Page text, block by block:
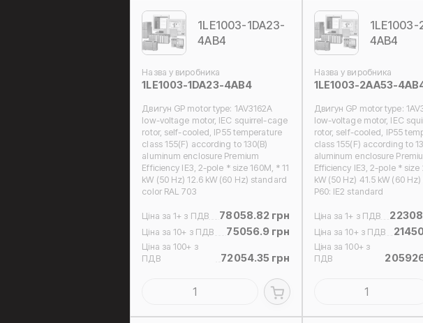
1LE1003-1DA23-
4AB4
Назва у виробника
1LE1003-1DA23-4AB4
Двигун GP motor type: 1AV3162A
low-voltage motor, IEC squirrel-cage
rotor, self-cooled, IP55 temperature
class 155(F) according to 130(B)
aluminum enclosure Premium
Efficiency IE3, 2-pole * size 160M, * 11
kW (50 Hz) 12.6 kW (60 Hz) standard
color RAL 703
Ціна за 1+ з ПДВ 78058.82 грн
Ціна за 10+ з ПДВ 75056.9 грн
Ціна за 100+ з
ПДВ
72054.35 грн
1LE1003-
4AB4
Назва у виробника
1LE1003-2AA53-
Двигун GP motor type:
low-voltage motor, IEC
rotor, self-cooled, IP55
class 155(F) according to
aluminum enclosure
Efficiency IE3, 2-pole * size
kW (50 Hz) 41.5 kW (60
P60: IE2 standard
Ціна за 1+ з ПДВ
Ціна за 10+ з ПДВ
Ціна за 100+ з
ПДВ